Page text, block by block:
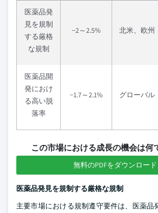
医薬品発
見を規制
する厳格
な規制
−2～2.5% 北米、欧州
医薬品開
発におけ
る高い脱
落率
−1.7～2.1% グローバル
この市場における成長の機会は何
無料のPDFをダウンロード
医薬品発見を規制する厳格な規制
主要市場における規制遵守要件は、医薬品